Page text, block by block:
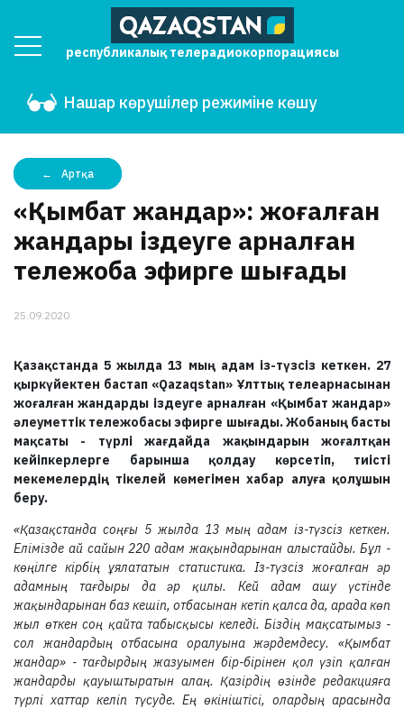
республикалық телерадиокорпорациясы
Нашар көрушілер режиміне көшу
Артқа
«Қымбат жандар»: жоғалған
жандары іздеуге арналған
тележоба эфирге шығады
25.09.2020
Қазақстанда 5 жылда 13 мың адам із-түзсіз кеткен. 27
қыркүйектен бастап «Qazaqstan» Ұлттық телеарнасынан
жоғалған жандарды іздеуге арналған «Қымбат жандар»
әлеуметтік тележобасы эфирге шығады. Жобаның басты
мақсаты - түрлі жағдайда жақындарын жоғалтқан
кейіпкерлерге барынша қолдау көрсетіп, тиісті
мекемелердің тікелей көмегімен хабар алуға қолұшын
беру.
«Қазақстанда соңғы 5 жылда 13 мың адам із-түзсіз кеткен.
Елімізде ай сайын 220 адам жақындарынан алыстайды. Бұл -
көңілге кірбің ұялататын статистика. Із-түзсіз жоғалған әр
адамның тағдыры да әр қилы. Кей адам ашу үстінде
жақындарынан баз кешіп, отбасынан кетіп қалса да, арада көп
жыл өткен соң қайта табысқысы келеді. Біздің мақсатымыз -
сол жандардың отбасына оралуына жәрдемдесу. «Қымбат
жандар» - тағдырдың жазуымен бір-бірінен қол үзіп қалған
жандарды қауыштыратын алаң. Қазірдің өзінде редакцияға
түрлі хаттар келіп түсуде. Ең өкініштісі, олардың арасында